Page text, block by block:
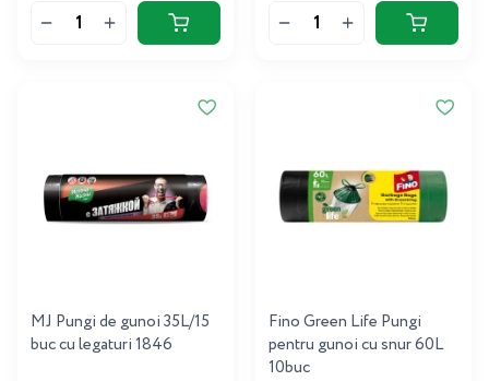
MJ Pungi de gunoi 35L/15
buc cu legaturi 1846
Fino Green Life Pungi
pentru gunoi cu snur 60L
10buc